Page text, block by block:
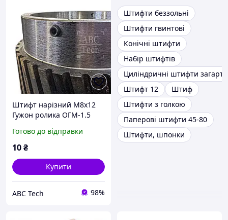
Штифт нарізний M8x12
Гужон ролика ОГМ-1.5
з внутрішнім
шестигранником DIN 916
Готово до відправки
10₴
Купити
ABC Tech 98%
Штифти беззольні
Штифти гвинтові
Конічні штифти
Набір штифтів
Циліндричні штифти
Штифт 12
Штиф
Штифти з голкою
Паперові штифти 45-80
Штифти, шпонки